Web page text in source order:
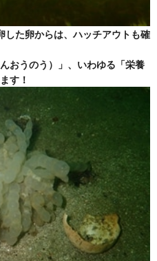
した卵からは、ハッチアウトも確
おうのう）」、いわゆる「栄養
す！